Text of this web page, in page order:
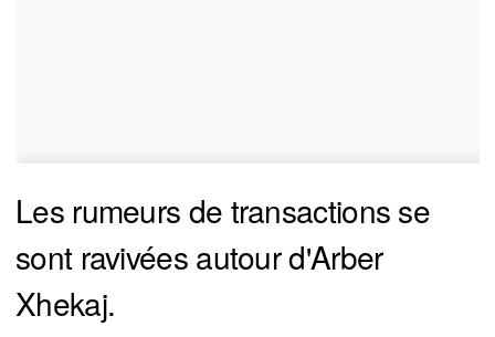
Les rumeurs de transactions se
sont ravivées autour d'Arber
Xhekaj.